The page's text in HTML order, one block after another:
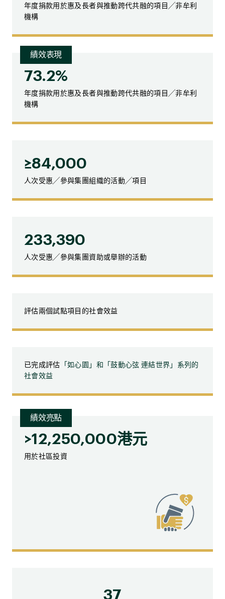
年度捐款用於惠及長者與推動跨代共融的項目╱非牟利
機構
績效表現
73.2%
年度捐款用於惠及長者與推動跨代共融的項目╱非牟利
機構
≥84,000
人次受惠╱參與集團組織的活動╱項目
233,390
人次受惠╱參與集團資助或舉辦的活動
評估兩個試點項目的社會效益
已完成評估 「如心園」和「鼓動心弦 連結世界」系列的
社會效益
績效亮點
>12,250,000港元
用於社區投資
37